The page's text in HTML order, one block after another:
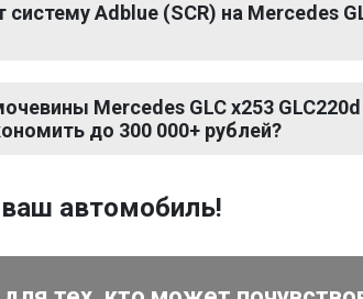
Adblue (SCR) на Mercedes
Mercedes GLC x253
до 300 000+ рублей?
автомобиль!